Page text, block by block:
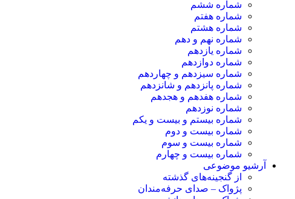
شماره ششم
شماره هفتم
شماره هشتم
شماره نهم و دهم
شماره یازدهم
شماره دوازدهم
شماره سیزدهم و چهاردهم
شماره پانزدهم و شانزدهم
شماره هفدهم و هجدهم
شماره نوزدهم
شماره بیستم و بیست و یکم
شماره بیست و دوم
شماره بیست و سوم
شماره بیست و چهارم
آرشیو موضوعی
از گنجینه‌های گذشته
پژواک – صدای حرفه‌مندان